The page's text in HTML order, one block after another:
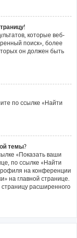
которые веб-
поиск», более
он должен быть
по ссылке «Найти
темы?
«Показать ваши
по ссылке «Найти
на конференции
на главной странице.
расширенного